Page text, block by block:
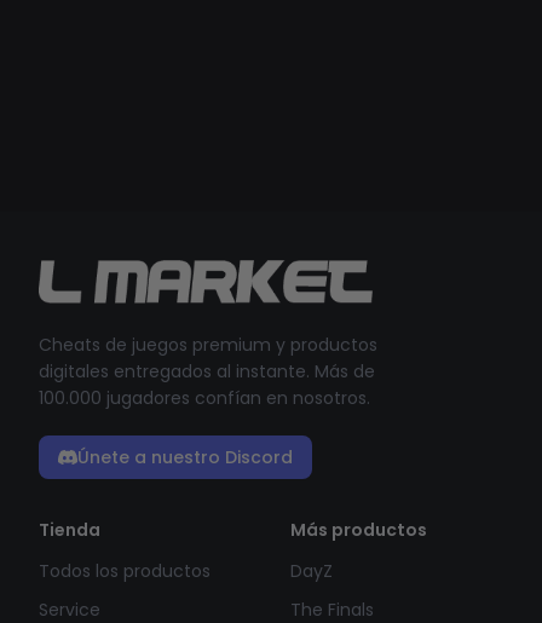
Cheats de juegos premium y productos
digitales entregados al instante. Más de
100.000 jugadores confían en nosotros.
Únete a nuestro Discord
Tienda
Todos los productos
Service
Más productos
DayZ
The Finals